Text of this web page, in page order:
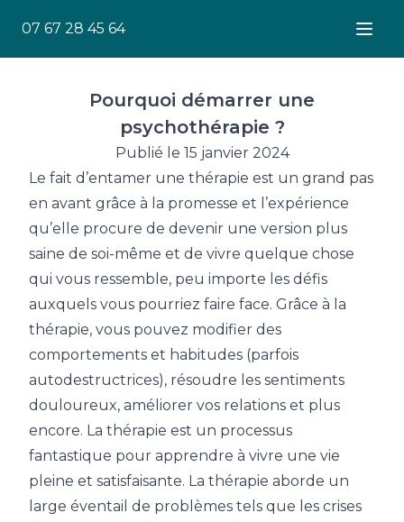
07 67 28 45 64
Pourquoi démarrer une
psychothérapie ?
Publié le 15 janvier 2024
Le fait d’entamer une thérapie est un grand pas
en avant grâce à la promesse et l’expérience
qu’elle procure de devenir une version plus
saine de soi-même et de vivre quelque chose
qui vous ressemble, peu importe les défis
auxquels vous pourriez faire face. Grâce à la
thérapie, vous pouvez modifier des
comportements et habitudes (parfois
autodestructrices), résoudre les sentiments
douloureux, améliorer vos relations et plus
encore. La thérapie est un processus
fantastique pour apprendre à vivre une vie
pleine et satisfaisante. La thérapie aborde un
large éventail de problèmes tels que les crises